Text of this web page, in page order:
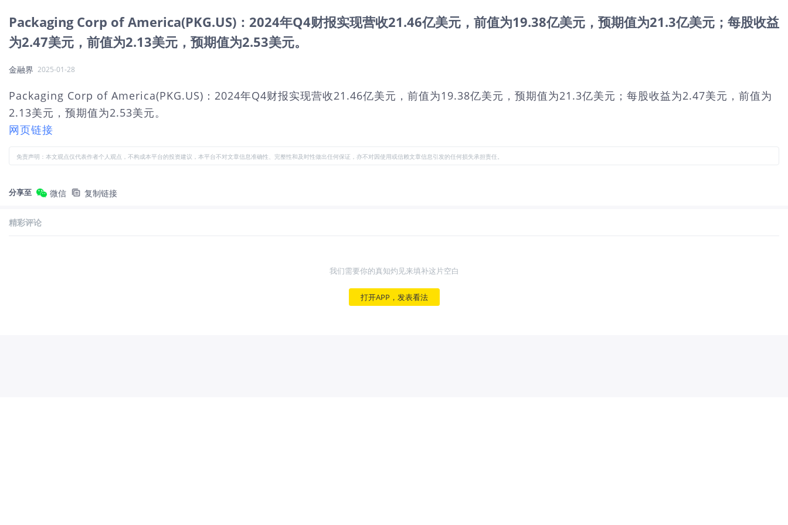
Packaging Corp of America(PKG.US)：2024年Q4财报实现营收21.46亿美元，前值为19.38亿美元，预期值为21.3亿美元；每股收益
为2.47美元，前值为2.13美元，预期值为2.53美元。
金融界 2025-01-28
Packaging Corp of America(PKG.US)：2024年Q4财报实现营收21.46亿美元，前值为19.38亿美元，预期值为21.3亿美元；每股收益为2.47美元，前值为
2.13美元，预期值为2.53美元。
网页链接
免责声明：本文观点仅代表作者个人观点，不构成本平台的投资建议，本平台不对文章信息准确性、完整性和及时性做出任何保证，亦不对因使用或信赖文章信息引发的任何损失承担责任。
分享至 微信 复制链接
精彩评论
我们需要你的真知灼见来填补这片空白
打开APP，发表看法